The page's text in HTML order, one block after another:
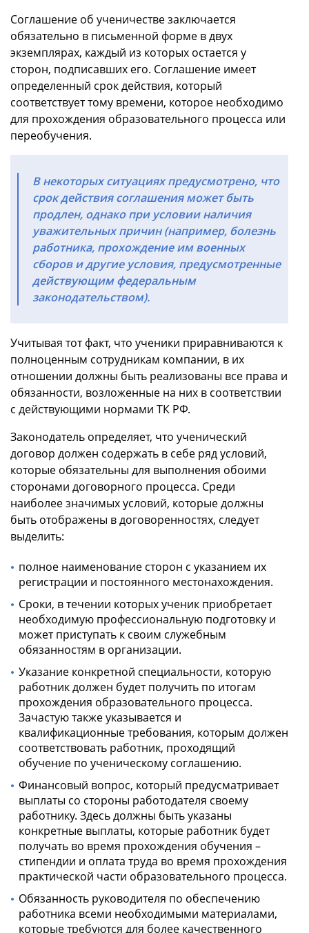
Соглашение об ученичестве заключается
обязательно в письменной форме в двух
экземплярах, каждый из которых остается у
сторон, подписавших его. Соглашение имеет
определенный срок действия, который
соответствует тому времени, которое необходимо
для прохождения образовательного процесса или
переобучения.
В некоторых ситуациях предусмотрено, что
срок действия соглашения может быть
продлен, однако при условии наличия
уважительных причин (например, болезнь
работника, прохождение им военных
сборов и другие условия, предусмотренные
действующим федеральным
законодательством).
Учитывая тот факт, что ученики приравниваются к
полноценным сотрудникам компании, в их
отношении должны быть реализованы все права и
обязанности, возложенные на них в соответствии
с действующими нормами ТК РФ.
Законодатель определяет, что ученический
договор должен содержать в себе ряд условий,
которые обязательны для выполнения обоими
сторонами договорного процесса. Среди
наиболее значимых условий, которые должны
быть отображены в договоренностях, следует
выделить:
полное наименование сторон с указанием их
регистрации и постоянного местонахождения.
Сроки, в течении которых ученик приобретает
необходимую профессиональную подготовку и
может приступать к своим служебным
обязанностям в организации.
Указание конкретной специальности, которую
работник должен будет получить по итогам
прохождения образовательного процесса.
Зачастую также указывается и
квалификационные требования, которым должен
соответствовать работник, проходящий
обучение по ученическому соглашению.
Финансовый вопрос, который предусматривает
выплаты со стороны работодателя своему
работнику. Здесь должны быть указаны
конкретные выплаты, которые работник будет
получать во время прохождения обучения –
стипендии и оплата труда во время прохождения
практической части образовательного процесса.
Обязанность руководителя по обеспечению
работника всеми необходимыми материалами,
которые требуются для более качественного